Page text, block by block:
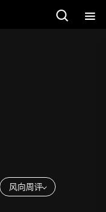
风向周评